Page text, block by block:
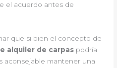
el acuerdo antes de
que si bien el concepto de
alquiler de carpas podría
aconsejable mantener una